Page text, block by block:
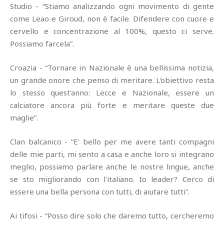
Studio - “Stiamo analizzando ogni movimento di gente
come Leao e Giroud, non è facile. Difendere con cuore e
cervello e concentrazione al 100%, questo ci serve.
Possiamo farcela”.
Croazia - “Tornare in Nazionale è una bellissima notizia,
un grande onore che penso di meritare. L'obiettivo resta
lo stesso quest'anno: Lecce e Nazionale, essere un
calciatore ancora più forte e meritare queste due
maglie”.
Clan balcanico - “E' bello per me avere tanti compagni
delle mie parti, mi sento a casa e anche loro si integrano
meglio, possiamo parlare anche le nostre lingue, anche
se sto migliorando con l'italiano. Io leader? Cerco di
essere una bella persona con tutti, di aiutare tutti”.
Ai tifosi - “Posso dire solo che daremo tutto, cercheremo